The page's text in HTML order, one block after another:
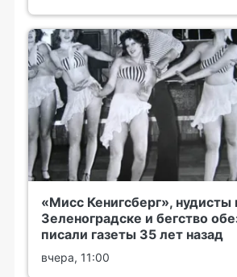
«Мисс Кенигсберг», нудисты
Зеленоградске и бегство
писали газеты 35 лет назад
вчера, 11:00